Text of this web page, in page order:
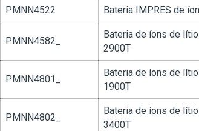
PMNN4522 Bateria IMPRES de
PMNN4582_
Bateria de íons de
2900T
PMNN4801_
Bateria de íons de
1900T
PMNN4802_
Bateria de íons de
3400T